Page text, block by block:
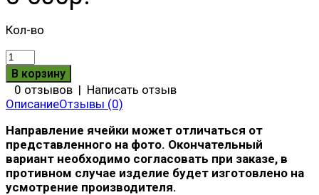
Кол-во
0 отзывов | Написать отзыв
ОписаниеОтзывы (0)
Направление ячейки может отличаться от
представленного на фото. Окончательный
вариант необходимо согласовать при заказе, в
противном случае изделие будет изготовлено на
усмотрение производителя.